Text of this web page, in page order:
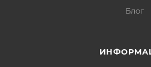
Блог